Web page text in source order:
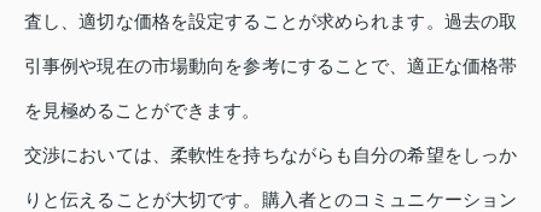
査し、適切な価格を設定することが求められます。過去の取
引事例や現在の市場動向を参考にすることで、適正な価格帯
を見極めることができます。
交渉においては、柔軟性を持ちながらも自分の希望をしっか
りと伝えることが大切です。購入者とのコミュニケーション